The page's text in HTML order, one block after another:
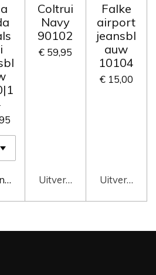
Coltrui
Navy
90102
€ 59,95
Uitverkocht
Falke
airport
jeansbl
auw
10104
€ 15,00
Uitverkocht